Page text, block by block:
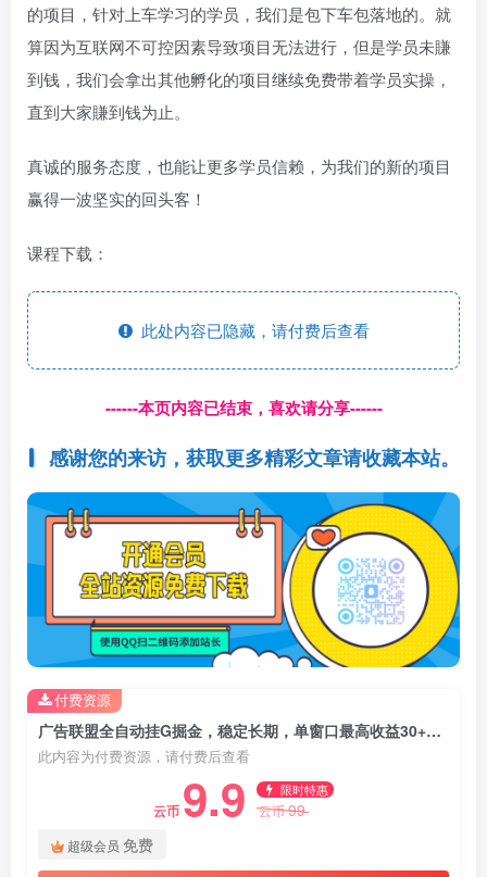
的项目，针对上车学习的学员，我们是包下车包落地的。就
算因为互联网不可控因素导致项目无法进行，但是学员未賺
到钱，我们会拿出其他孵化的项目继续免费带着学员实操，
直到大家賺到钱为止。
真诚的服务态度，也能让更多学员信赖，为我们的新的项目
赢得一波坚实的回头客！
课程下载：
此处内容已隐藏，请付费后查看
------本页内容已结束，喜欢请分享------
感谢您的来访，获取更多精彩文章请收藏本站。
广告联盟全自动挂G掘金，稳定长期，单窗口最高收益30+，可矩阵【揭秘】
此内容为付费资源，请付费后查看
云币 9.9 限时特惠
云币99
超级会员 免费
付费资源